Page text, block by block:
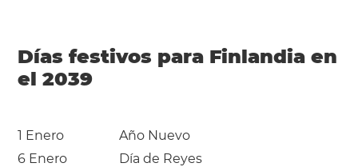
Días festivos para Finlandia en
el 2039
1 Enero
Año Nuevo
6 Enero
Día de Reyes